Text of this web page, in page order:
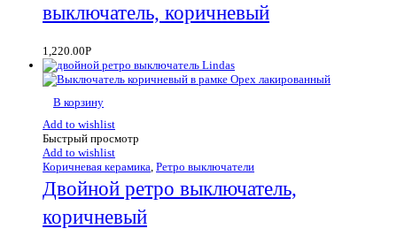
выключатель, коричневый
1,220.00Р
В корзину
Add to wishlist
Быстрый просмотр
Add to wishlist
Коричневая керамика, Ретро выключатели
Двойной ретро выключатель,
коричневый